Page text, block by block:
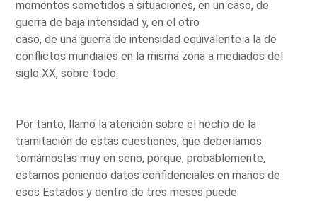
momentos sometidos a situaciones, en un caso, de
guerra de baja intensidad y, en el otro
caso, de una guerra de intensidad equivalente a la de
conflictos mundiales en la misma zona a mediados del
siglo XX, sobre todo.
Por tanto, llamo la atención sobre el hecho de la
tramitación de estas cuestiones, que deberíamos
tomárnoslas muy en serio, porque, probablemente,
estamos poniendo datos confidenciales en manos de
esos Estados y dentro de tres meses puede